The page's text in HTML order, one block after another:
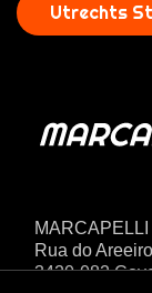
Utrechts
Rua do
3420-082